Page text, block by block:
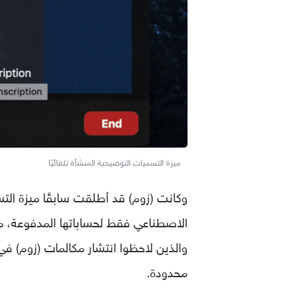
ميزة التسميات التوضيحية المنشأة تلقائيًا
وكانت (زوم) قد أطلقت سابقًا ميزة
الاصطناعي فقط لحساباتها المدفوعة،
والذين لاحظوا انتشار مكالمات (زوم)
محدودة.